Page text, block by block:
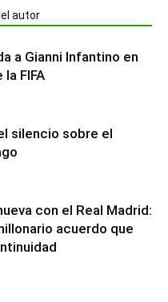
autor
a Gianni Infantino en
FIFA
silencio sobre el
con el Real Madrid:
acuerdo que